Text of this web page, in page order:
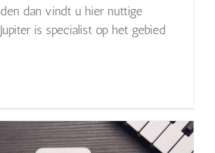
dan vindt u hier nuttige
is specialist op het gebied